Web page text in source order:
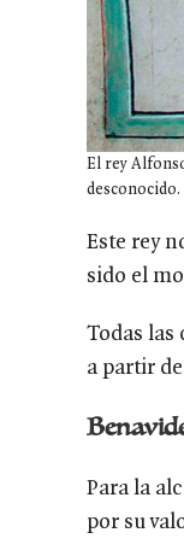
El rey
Este rey
sido el
Todas las
a partir
Para la
por su